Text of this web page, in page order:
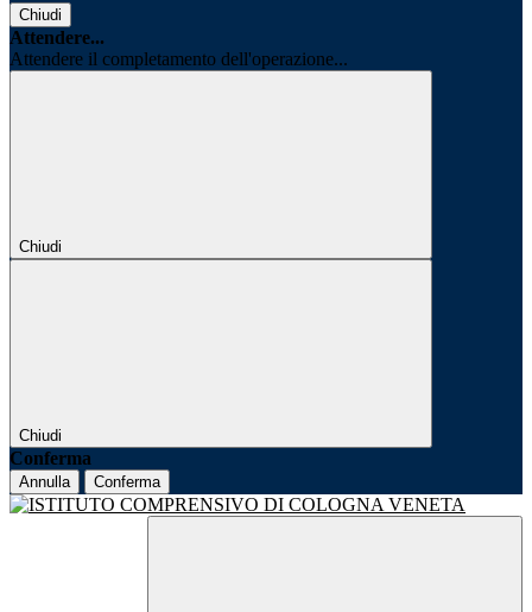
Chiudi
Attendere...
Attendere il completamento dell'operazione...
Chiudi
Chiudi
Conferma
Annulla Conferma